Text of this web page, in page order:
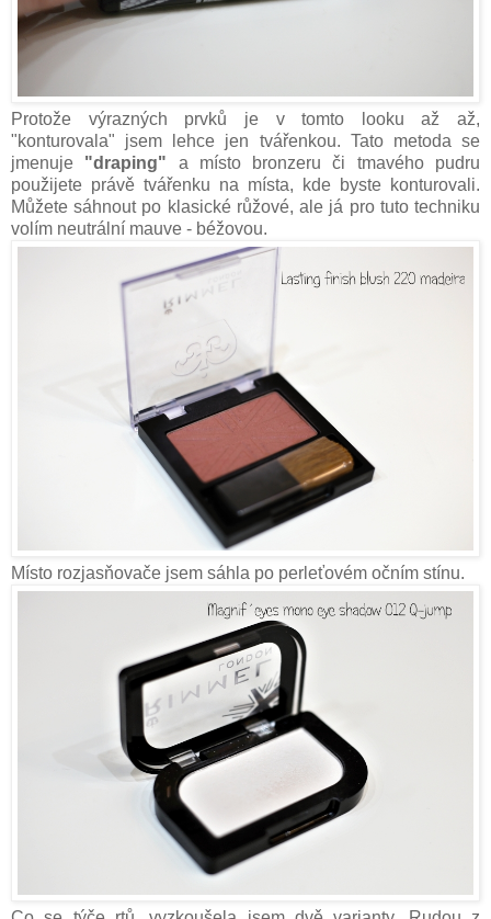
Protože výrazných prvků je v tomto looku až až,
"konturovala" jsem lehce jen tvářenkou. Tato metoda se
jmenuje "draping" a místo bronzeru či tmavého pudru
použijete právě tvářenku na místa, kde byste konturovali.
Můžete sáhnout po klasické růžové, ale já pro tuto techniku
volím neutrální mauve - béžovou.
Místo rozjasňovače jsem sáhla po perleťovém očním stínu.